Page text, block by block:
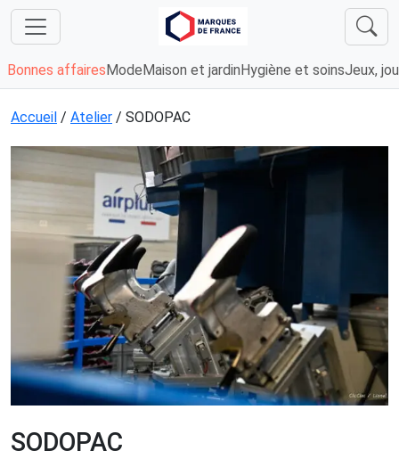
Bonnes affaires Mode Maison et jardin Hygiène et soinsJeux,
Accueil / Atelier / SODOPAC
SODOPAC